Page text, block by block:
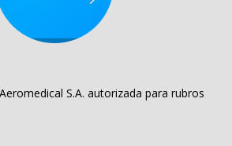
S.A. autorizada para rubros